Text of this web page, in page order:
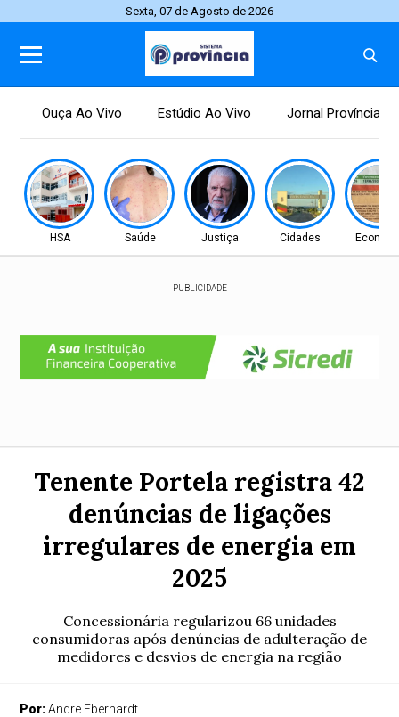
Sexta, 07 de Agosto de 2026
Ouça Ao Vivo Estúdio Ao Vivo Jornal Província
HSA Saúde Justiça Cidades
PUBLICIDADE
Tenente Portela registra 42
denúncias de ligações
irregulares de energia em
2025
Concessionária regularizou 66 unidades
consumidoras após denúncias de adulteração de
medidores e desvios de energia na região
Por:Andre Eberhardt